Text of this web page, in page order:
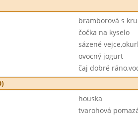
bramborová s
čočka na kyselo
sázené
ovocný jogurt
čaj dobré
houska
tvarohová